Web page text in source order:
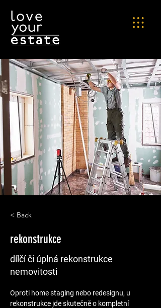
< Back
rekonstrukce
dílčí či úplná rekonstrukce
nemovitosti
Oproti home staging nebo redesignu, u
rekonstrukce jde skutečně o kompletní